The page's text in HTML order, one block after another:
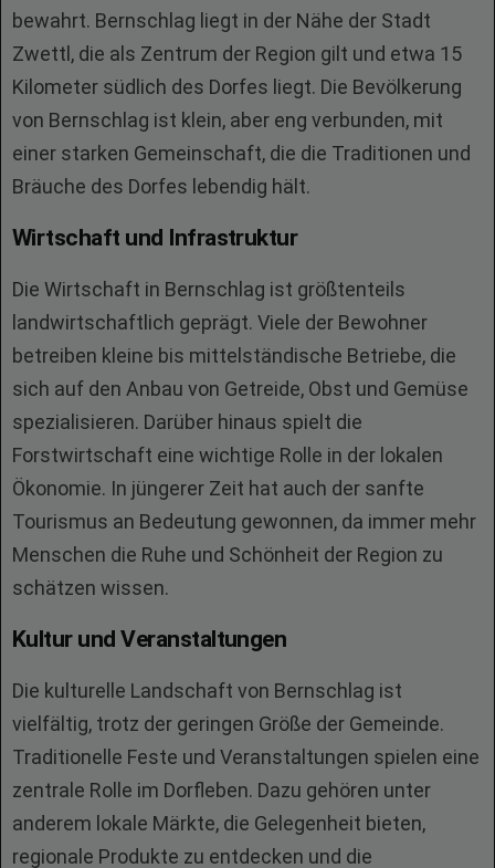
bewahrt. Bernschlag liegt in der Nähe der Stadt
Zwettl, die als Zentrum der Region gilt und etwa 15
Kilometer südlich des Dorfes liegt. Die Bevölkerung
von Bernschlag ist klein, aber eng verbunden, mit
einer starken Gemeinschaft, die die Traditionen und
Bräuche des Dorfes lebendig hält.
Wirtschaft und Infrastruktur
Die Wirtschaft in Bernschlag ist größtenteils
landwirtschaftlich geprägt. Viele der Bewohner
betreiben kleine bis mittelständische Betriebe, die
sich auf den Anbau von Getreide, Obst und Gemüse
spezialisieren. Darüber hinaus spielt die
Forstwirtschaft eine wichtige Rolle in der lokalen
Ökonomie. In jüngerer Zeit hat auch der sanfte
Tourismus an Bedeutung gewonnen, da immer mehr
Menschen die Ruhe und Schönheit der Region zu
schätzen wissen.
Kultur und Veranstaltungen
Die kulturelle Landschaft von Bernschlag ist
vielfältig, trotz der geringen Größe der Gemeinde.
Traditionelle Feste und Veranstaltungen spielen eine
zentrale Rolle im Dorfleben. Dazu gehören unter
anderem lokale Märkte, die Gelegenheit bieten,
regionale Produkte zu entdecken und die